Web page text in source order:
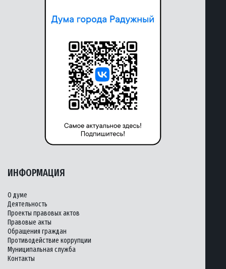
ИНФОРМАЦИЯ
О думе
Деятельность
Проекты правовых актов
Правовые акты
Обращения граждан
Противодействие коррупции
Муниципальная служба
Контакты